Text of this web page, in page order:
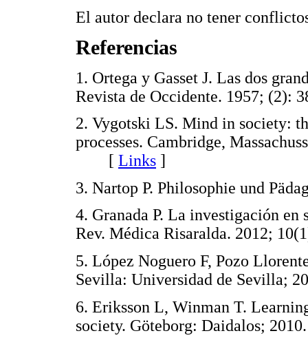
El autor declara no tener
Referencias
1. Ortega y Gasset J. Las dos
Revista de Occidente. 1957;
2. Vygotski LS. Mind in society:
processes. Cambridge,
[ Links ]
3. Nartop P. Philosophie und
4. Granada P. La investigación
Rev. Médica Risaralda. 2012;
5. López Noguero F, Pozo
Sevilla: Universidad de
6. Eriksson L, Winman T.
society. Göteborg: Daidalos;